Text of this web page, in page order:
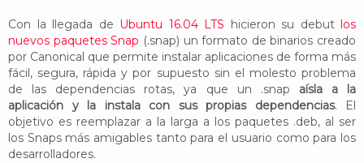
Con la llegada de Ubuntu 16.04 LTS hicieron su debut
los
nuevos paquetes Snap (.snap) un formato de binarios creado
por Canonical que permite instalar aplicaciones de forma más
fácil, segura, rápida y por supuesto sin el molesto problema
de las dependencias rotas, ya que un .snap aísla a la
aplicación y la instala con sus propias dependencias. El
objetivo es reemplazar a la larga a los paquetes .deb, al ser
los Snaps más amigables tanto para el usuario como para los
desarrolladores.